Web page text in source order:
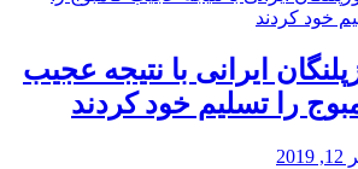
ایرانی با نتیجه عجیب
را تسلیم خود کردند